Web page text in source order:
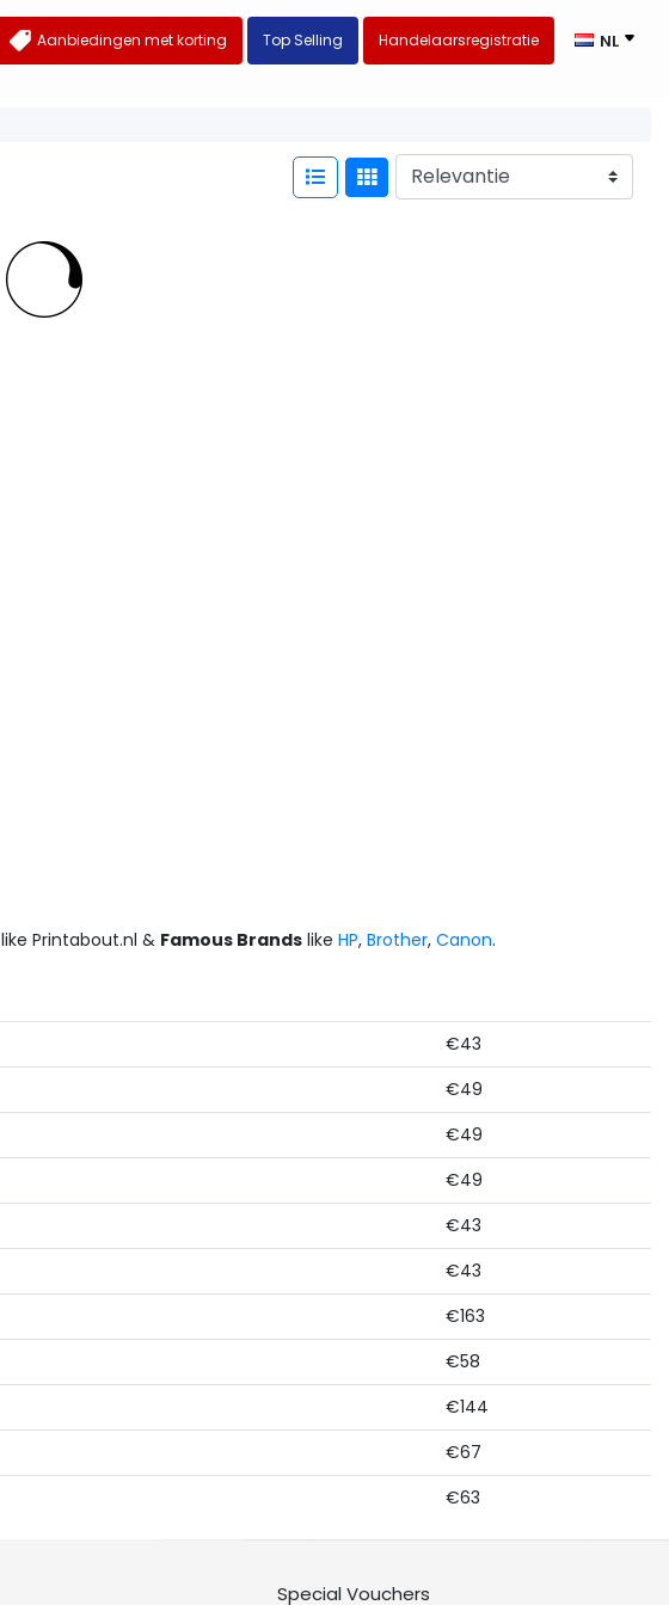
Aanbiedingen met korting Top Selling Handelaarsregistratie NL
like Printabout.nl & Famous Brands like HP, Brother, Canon.
€43
€49
€49
€49
€43
€43
€163
€58
€144
€67
€63
Special Vouchers